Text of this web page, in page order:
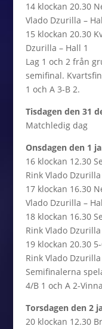
14 klockan 20.30
Vlado Dzurilla –
15 klockan 20.30
Dzurilla – Hall 1
Lag 1 och 2 från
semifinal.
1 och A 3-B 2.
Tisdagen den 31
Matchledig dag
Onsdagen den 1
16 klockan 12.30
Rink Vlado Dzurilla
17 klockan 16.30
Vlado Dzurilla –
18 klockan 16.30
Rink Vlado Dzurilla
19 klockan 20.30
Rink Vlado Dzurilla
Semifinalerna
4/B 1 och A 2-
Torsdagen den 2
20 klockan 12.30